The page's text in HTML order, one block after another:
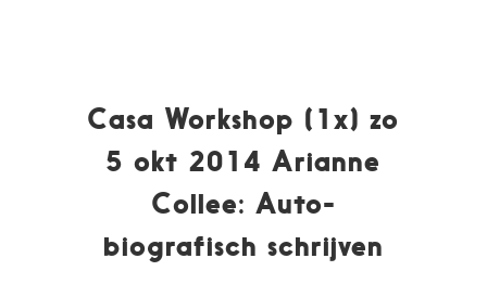
Casa Workshop (1x) zo
5 okt 2014 Arianne
Collee: Auto-
biografisch schrijven